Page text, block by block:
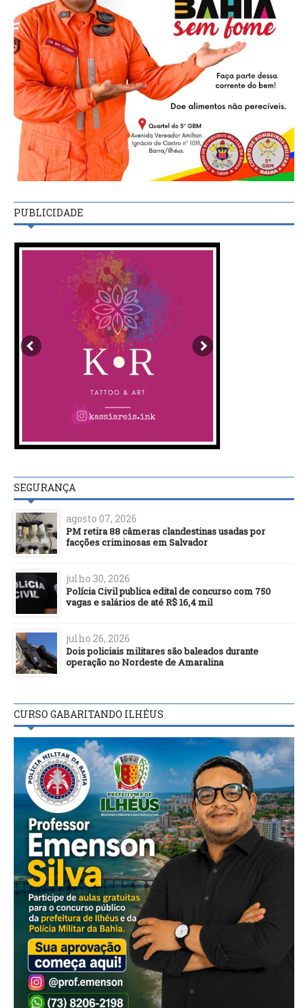
PUBLICIDADE
SEGURANÇA
agosto 07, 2026
PM retira 88 câmeras clandestinas usadas por
facções criminosas em Salvador
julho 30, 2026
Polícia Civil publica edital de concurso com 750
vagas e salários de até R$ 16,4 mil
julho 26, 2026
Dois policiais militares são baleados durante
operação no Nordeste de Amaralina
CURSO GABARITANDO ILHÉUS